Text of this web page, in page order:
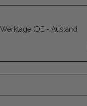
(DE - Ausland